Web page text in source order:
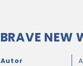
BRAVE NEW
Autor